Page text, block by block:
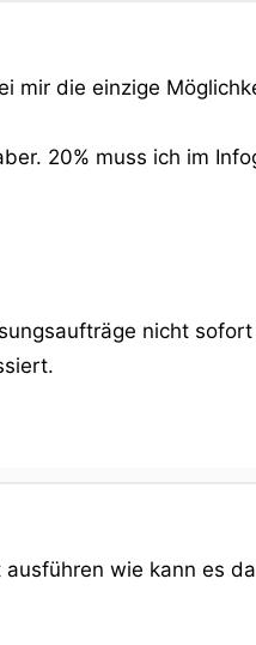
mir die einzige
20% muss ich im
nicht
wie kann es